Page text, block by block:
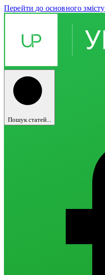
Перейти до основного змісту
Пошук статей...